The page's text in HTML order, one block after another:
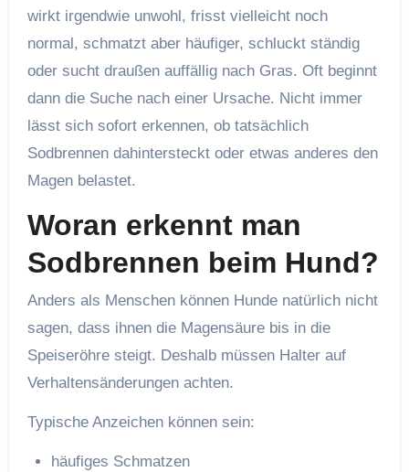
wirkt irgendwie unwohl, frisst vielleicht noch
normal, schmatzt aber häufiger, schluckt ständig
oder sucht draußen auffällig nach Gras. Oft beginnt
dann die Suche nach einer Ursache. Nicht immer
lässt sich sofort erkennen, ob tatsächlich
Sodbrennen dahintersteckt oder etwas anderes den
Magen belastet.
Woran erkennt man
Sodbrennen beim Hund?
Anders als Menschen können Hunde natürlich nicht
sagen, dass ihnen die Magensäure bis in die
Speiseröhre steigt. Deshalb müssen Halter auf
Verhaltensänderungen achten.
Typische Anzeichen können sein:
häufiges Schmatzen